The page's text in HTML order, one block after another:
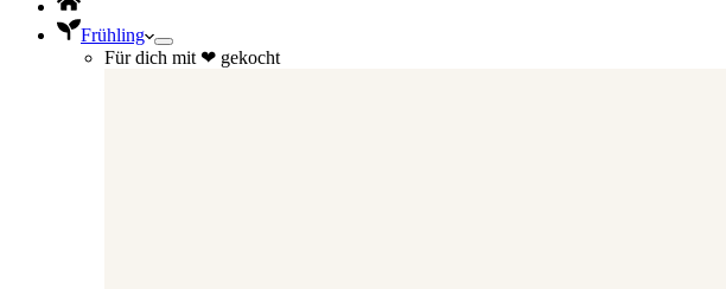
Frühling
Für dich mit ❤ gekocht